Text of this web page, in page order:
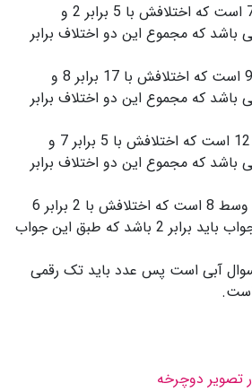
در ردیف اول عدد وسط 7 است که اختلافش با 5 برابر 2 و
با 12 برابر 5 می باشد که مجموع این دو اختلاف برابر
در ردیف دوم عدد وسط 9 است که اختلافش با 17 برابر 8 و
با 10 برابر 1 می باشد که مجموع این دو اختلاف برابر
در ردیف سوم عدد وسط 12 است که اختلافش با 5 برابر 7 و
با 17 برابر 5 می باشد که مجموع این دو اختلاف برابر
حال در ردیف چهارم عدد وسط 8 است که اختلافش با 2 برابر 6
است. پس اختلافش با جواب باید برابر 2 باشد که طبق این جواب
آبی است پس عدد باید تک رقمی
تصویر دوچرخه